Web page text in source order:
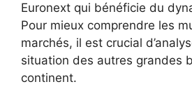
Euronext qui bénéficie du
Pour mieux comprendre les
marchés, il est crucial
situation des autres grandes
continent.